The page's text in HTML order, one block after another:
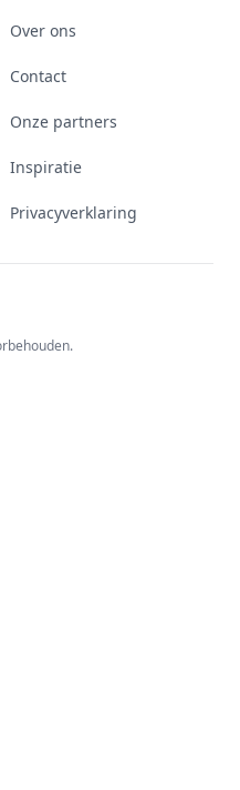
Over ons
Contact
Onze partners
Inspiratie
Privacyverklaring